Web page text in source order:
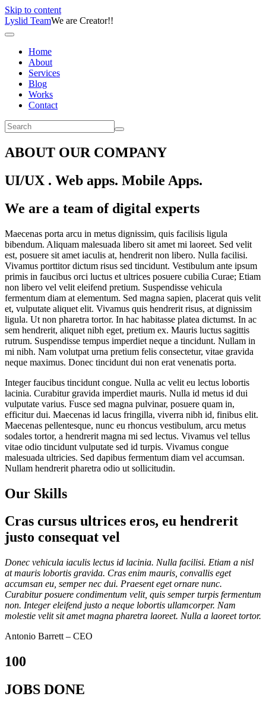
Skip to content
Lyslid TeamWe are Creator!!
Home
About
Services
Blog
Works
Contact
ABOUT OUR COMPANY
UI/UX . Web apps. Mobile Apps.
We are a team of digital experts
Maecenas porta arcu in metus dignissim, quis facilisis ligula
bibendum. Aliquam malesuada libero sit amet mi laoreet. Sed velit
est, posuere sit amet iaculis at, hendrerit non libero. Nulla facilisi.
Vivamus porttitor dictum risus sed tincidunt. Vestibulum ante ipsum
primis in faucibus orci luctus et ultrices posuere cubilia Curae; Etiam
non libero vel velit eleifend pretium. Suspendisse vehicula
fermentum diam at elementum. Sed magna sapien, placerat quis velit
et, vulputate aliquet elit. Vivamus quis hendrerit risus, at dignissim
ligula. Ut non pharetra tortor. In hac habitasse platea dictumst. In ac
sem hendrerit, aliquet nibh eget, pretium ex. Mauris luctus sagittis
rutrum. Suspendisse tempus imperdiet neque a tincidunt. Nullam in
mi nibh. Nam volutpat urna pretium felis consectetur, vitae gravida
neque maximus. Donec tincidunt dui non erat venenatis porta.
Integer faucibus tincidunt congue. Nulla ac velit eu lectus lobortis
lacinia. Curabitur gravida imperdiet mauris. Nulla id metus id dui
vulputate varius. Fusce sed magna pulvinar, posuere quam in,
efficitur dui. Maecenas id lacus fringilla, viverra nibh id, finibus elit.
Maecenas pellentesque, nunc eu rhoncus vestibulum, arcu metus
sodales tortor, a hendrerit magna mi sed lectus. Vivamus vel tellus
vitae odio tincidunt vulputate sed id turpis. Vivamus congue
malesuada ultricies. Sed dapibus fermentum diam vel accumsan.
Nullam hendrerit pharetra odio ut sollicitudin.
Our Skills
Cras cursus ultrices eros, eu hendrerit
justo consequat vel
Donec vehicula iaculis lectus id lacinia. Nulla facilisi. Etiam a nisl
at mauris lobortis gravida. Cras enim mauris, convallis eget
accumsan eu, semper nec dui. Praesent eget ornare nunc.
Curabitur posuere condimentum velit, quis semper turpis fermentum
non. Integer eleifend justo a neque lobortis ullamcorper. Nam
molestie velit sit amet magna pharetra laoreet. Nulla a laoreet tortor.
Antonio Barrett – CEO
100
JOBS DONE